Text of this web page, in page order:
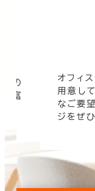
の
豊富
オフィ
用意し
なご要
ジをぜ